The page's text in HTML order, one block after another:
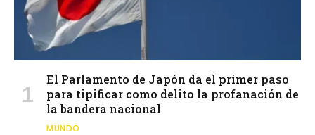
El Parlamento de Japón da el primer paso
para tipificar como delito la profanación de
la bandera nacional
MUNDO